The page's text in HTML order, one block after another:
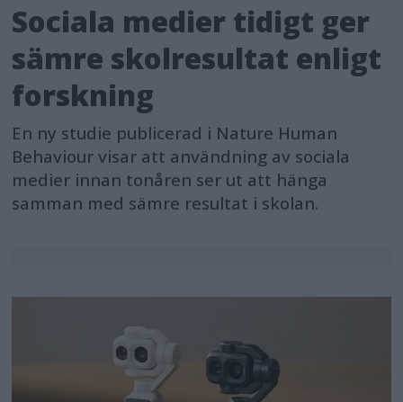
Sociala medier tidigt ger
sämre skolresultat enligt
forskning
En ny studie publicerad i Nature Human
Behaviour visar att användning av sociala
medier innan tonåren ser ut att hänga
samman med sämre resultat i skolan.